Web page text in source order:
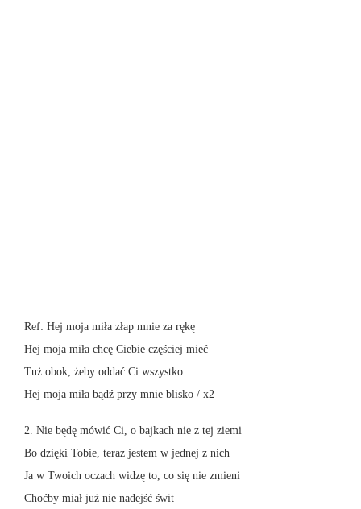
Ref: Hej moja miła złap mnie za rękę
Hej moja miła chcę Ciebie częściej mieć
Tuż obok, żeby oddać Ci wszystko
Hej moja miła bądź przy mnie blisko / x2
2. Nie będę mówić Ci, o bajkach nie z tej ziemi
Bo dzięki Tobie, teraz jestem w jednej z nich
Ja w Twoich oczach widzę to, co się nie zmieni
Choćby miał już nie nadejść świt